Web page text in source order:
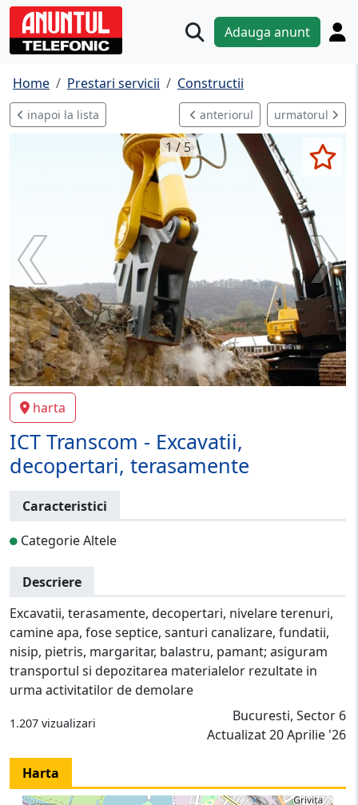
Adauga anunt
Home Prestari servicii Constructii
inapoi la lista anteriorul urmatorul
1 / 5
harta
ICT Transcom - Excavatii,
decopertari, terasamente
Caracteristici
Categorie Altele
Descriere
Excavatii, terasamente, decopertari, nivelare terenuri,
camine apa, fose septice, santuri canalizare, fundatii,
nisip, pietris, margaritar, balastru, pamant; asiguram
transportul si depozitarea materialelor rezultate in
urma activitatilor de demolare
1.207 vizualizari
Bucuresti, Sector 6
Actualizat 20 Aprilie '26
Harta